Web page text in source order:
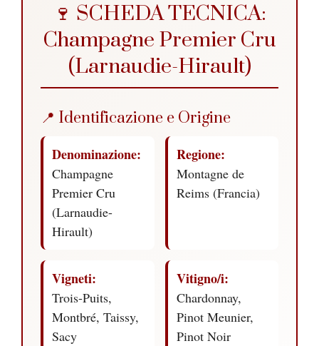
🍷 SCHEDA TECNICA:
Champagne Premier Cru
(Larnaudie-Hirault)
📍 Identificazione e Origine
Denominazione:
Champagne
Premier Cru
(Larnaudie-
Hirault)
Regione:
Montagne de
Reims (Francia)
Vigneti:
Trois-Puits,
Montbré, Taissy,
Sacy
Vitigno/i:
Chardonnay,
Pinot Meunier,
Pinot Noir